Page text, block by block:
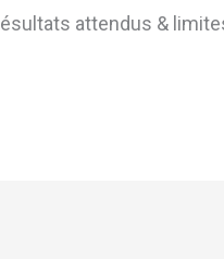
attendus &